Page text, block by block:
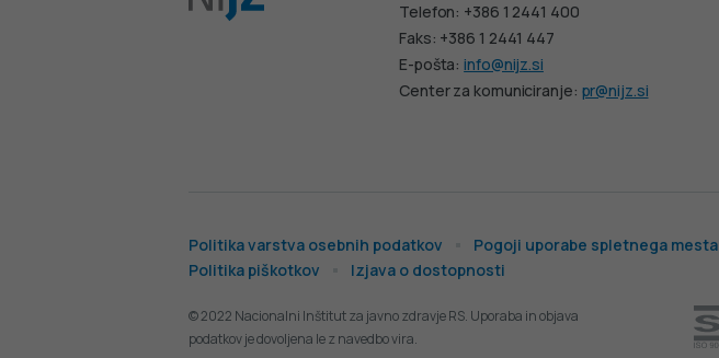
Telefon: +386 1 2441 400
Faks: +386 1 2441 447
E-pošta:info@nijz.si
Center za komuniciranje: pr@nijz.si
Politika varstva osebnih podatkov
Pogoji uporabe spletnega mesta
Politika piškotkov
Izjava o dostopnosti
© 2022 Nacionalni Inštitut za javno zdravje RS. Uporaba in objava
podatkov je dovoljena le z navedbo vira.